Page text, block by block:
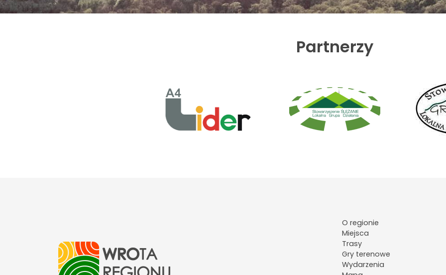
Partnerzy
O regionie
Miejsca
Trasy
Gry terenowe
Wydarzenia